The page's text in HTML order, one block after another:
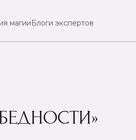
магииБлоги экспертов